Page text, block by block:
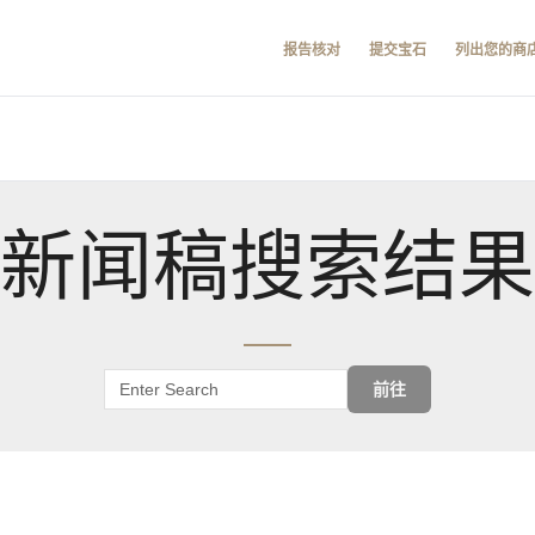
报告核对 提交宝石 列出您的商
新闻稿搜索结果
前往